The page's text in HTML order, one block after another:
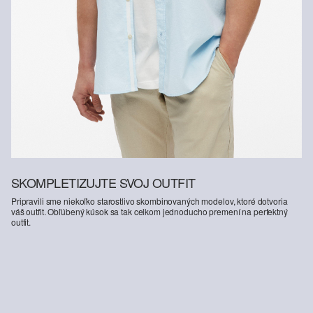
SKOMPLETIZUJTE SVOJ OUTFIT
Pripravili sme niekoľko starostlivo skombinovaných modelov, ktoré dotvoria
váš outfit. Obľúbený kúsok sa tak celkom jednoducho premení na perfektný
outfit.